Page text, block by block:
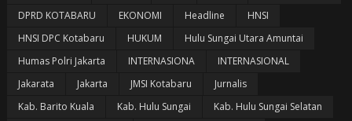
DPRD KOTABARU
EKONOMI Headline
HNSI
HNSI DPC Kotabaru
HUKUM
Hulu Sungai Utara Amuntai
Humas Polri Jakarta
INTERNASIONA
INTERNASIONAL
Jakarata
Jakarta JMSI Kotabaru
Jurnalis
Kab. Barito Kuala
Kab. Hulu Sungai
Kab. Hulu Sungai Selatan